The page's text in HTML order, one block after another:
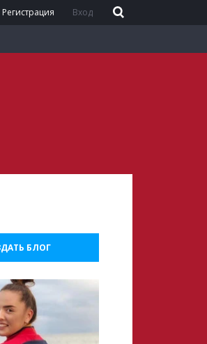
Регистрация Вход
БЛОГ